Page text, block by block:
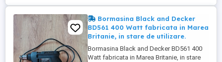
Bormasina Black and Decker
BD561 400 Watt fabricata in Marea
Britanie, in stare de utilizare.
Bormasina Black and Decker BD561 400
Watt fabricata in Marea Britanie, in stare